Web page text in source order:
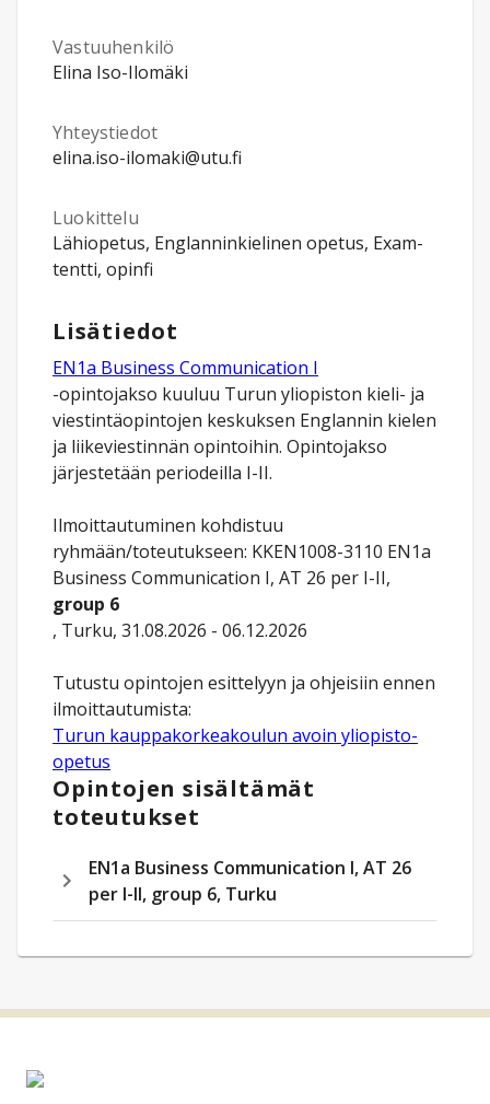
Vastuuhenkilö
Elina Iso-Ilomäki
Yhteystiedot
elina.iso-ilomaki@utu.fi
Luokittelu
Lähiopetus, Englanninkielinen opetus, Exam-
tentti, opinfi
Lisätiedot
EN1a Business Communication I
-opintojakso kuuluu Turun yliopiston kieli- ja
viestintäopintojen keskuksen Englannin kielen
ja liikeviestinnän opintoihin. Opintojakso
järjestetään periodeilla I-II.
Ilmoittautuminen kohdistuu
ryhmään/toteutukseen: KKEN1008-3110 EN1a
Business Communication I, AT 26 per I-II,
group 6
, Turku, 31.08.2026 - 06.12.2026
Tutustu opintojen esittelyyn ja ohjeisiin ennen
Turun kauppakorkeakoulun avoin yliopisto-
opetus
Opintojen sisältämät
toteutukset
EN1a Business Communication I, AT 26
per I-II, group 6, Turku